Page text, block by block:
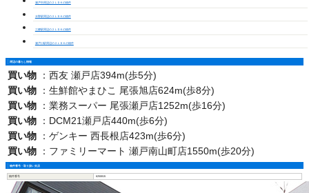
瀬戸市周辺の２ＬＤＫの物件
水野駅周辺の２ＬＤＫの物件
三郷駅周辺の２ＬＤＫの物件
瀬戸口駅周辺の２ＬＤＫの物件
周辺の暮らし情報
買い物 ： 西友 瀬戸店394m(歩5分)
買い物
： 生鮮館やまひこ 尾張旭店624m(歩8分)
買い物
： 業務スーパー 尾張瀬戸店1252m(歩16分)
買い物
： DCM21瀬戸店440m(歩6分)
買い物
： ゲンキー 西長根店423m(歩6分)
買い物
： ファミリーマート 瀬戸南山町店1550m(歩20分)
物件番号・取り扱い支店
物件番号 6250815